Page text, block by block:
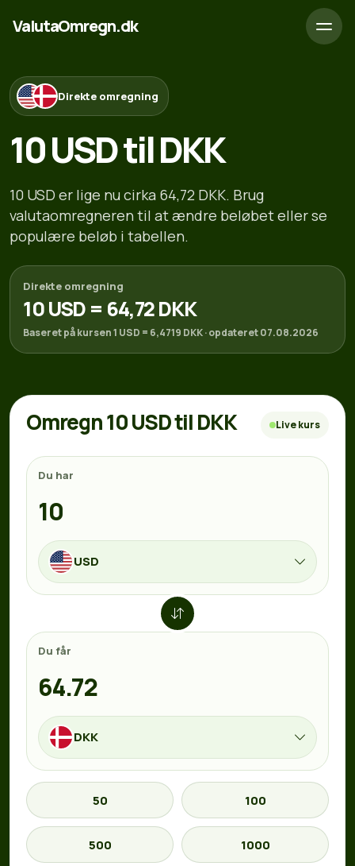
ValutaOmregn.dk
Direkte omregning
10 USD til DKK
10 USD er lige nu cirka 64,72 DKK. Brug
valutaomregneren til at ændre beløbet eller se
populære beløb i tabellen.
Direkte omregning
10 USD = 64,72 DKK
Baseret på kursen 1 USD = 6,4719 DKK · opdateret 07.08.2026
Omregn 10 USD til DKK Live kurs
Du har
USD
Du får
DKK
50 100
500 1000